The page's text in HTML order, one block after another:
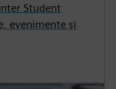
Student
evenimente și